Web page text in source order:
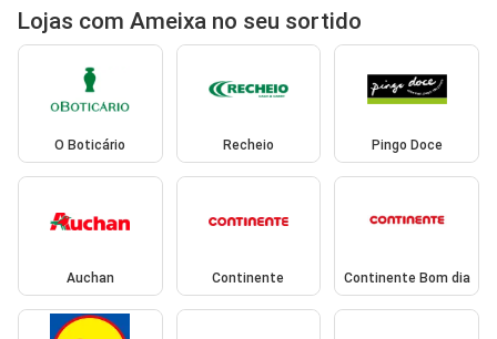
Lojas com Ameixa no seu sortido
O Boticário Recheio Pingo Doce
Auchan Continente Continente Bom dia